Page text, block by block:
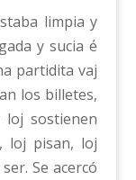
limpia y
y sucia ΄e
partidita vaj
los billetes,
sostienen
loj pisan, loj
Se acercó